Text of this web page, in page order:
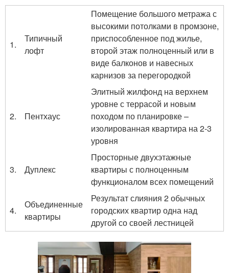
1.
Типичный
лофт
Помещение большого метража с
высокими потолками в промзоне,
приспособленное под жилье,
второй этаж полноценный или в
виде балконов и навесных
карнизов за перегородкой
2. Пентхаус
Элитный жилфонд на верхнем
уровне с террасой и новым
походом по планировке –
изолированная квартира на 2-3
уровня
3. Дуплекс
Просторные двухэтажные
квартиры с полноценным
функционалом всех помещений
4.
Объединенные
квартиры
Результат слияния 2 обычных
городских квартир одна над
другой со своей лестницей